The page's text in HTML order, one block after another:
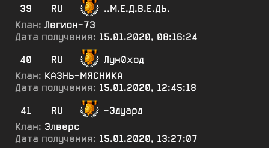
39
RU
..М.Е.Д.В.Е.ДЬ.
Клан: Легион-73
Дата получения: 15.01.2020, 08:16:24
40
RU
Лун0ход
Клан: КАЗНЬ-МЯСНИКА
Дата получения: 15.01.2020, 12:45:18
41
RU
-Эдуард
Клан: Элверс
Дата получения: 15.01.2020, 13:27:07